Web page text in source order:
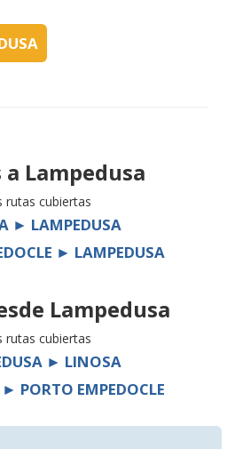
a Lampedusa
rutas cubiertas
► LAMPEDUSA
► LAMPEDUSA
Lampedusa
rutas cubiertas
► LINOSA
PORTO EMPEDOCLE